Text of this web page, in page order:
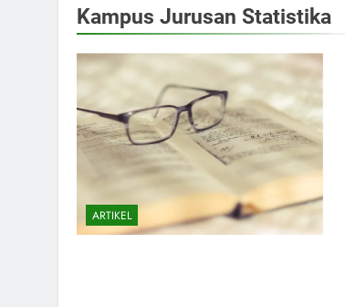
Kampus Jurusan Statistika
ARTIKEL